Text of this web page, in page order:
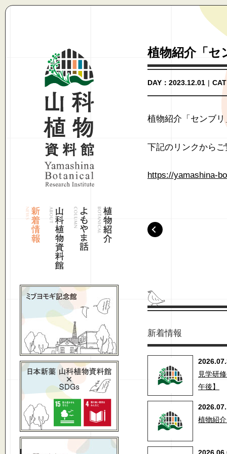
植物紹介「セ
DAY：2023.12.01 |
植物紹介「センブ
下記のリンクから
https://yamashina-
新着情報
見学研
午後】
植物紹